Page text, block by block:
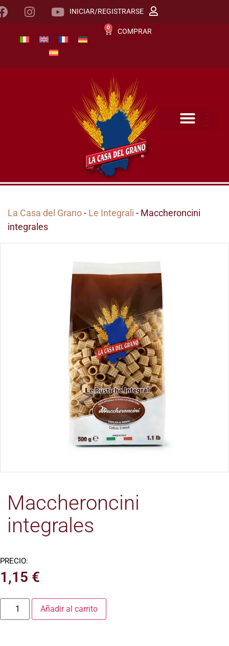
INICIAR/REGISTRARSE
0 COMPRAR
La Casa del Grano- Le Integrali - Maccheroncini
integrales
Maccheroncini
integrales
PRECIO:
1,15 €
Añadir al carrito